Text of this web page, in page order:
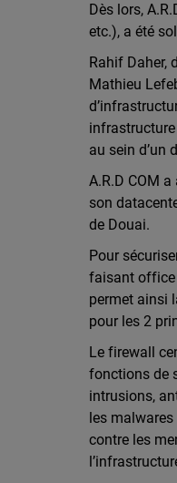
Dès lors,
etc.), a été
Rahif Daher,
Mathieu
au sein d’un
A.R.D COM
son
de Douai.
Pour
faisant office
permet ainsi
pour les 2
Le firewall
fonctions de
intrusions,
les malwares
contre les